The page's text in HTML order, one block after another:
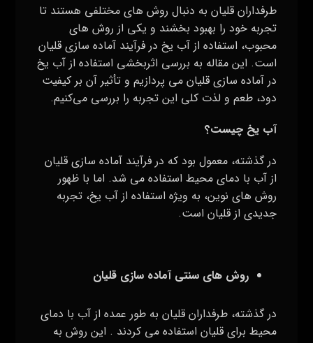
طرفداران قلیان به دنبال روش‌ های مختلفی هستند تا
تجربه خود را بهبود بخشند و یکی از روش‌ های
محبوب، استفاده از آب یخ در فرآیند آماده سازی قلیان
است. این مقاله به بررسی اثربخشی استفاده از آب یخ
در آماده سازی قلیان می‌ پردازیم و تأثیر آن بر کیفیت
دود، طعم و لذت کلی این تجربه را بررسی می‌کنیم.
آب یخ چیست؟
در گذشته، معمول بود که در فرآیند آماده سازی قلیان
از آب با دمای محیط استفاده می‌ شد. اما با ظهور
روش‌ های نوین، به ویژه استفاده از آب یخ، تجربه
جدیدی از قلیان است.
روش‌ های سنتی آماده سازی قلیان
در گذشته، طرفداران قلیان به طور عمده از آب با دمای
محیط برای قلیان استفاده می‌ کردند . این روش به